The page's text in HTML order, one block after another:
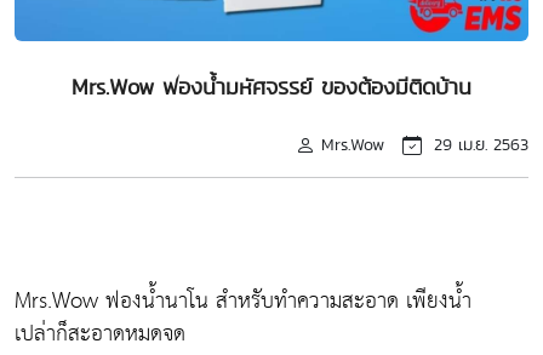
Mrs.Wow ฟองน้ำมหัศจรรย์ ของต้องมีติดบ้าน
Mrs.Wow 29 เม.ย. 2563
Mrs.Wow ฟองน้ำนาโน สำหรับทำความสะอาด เพียงน้ำ
เปล่าก็สะอาดหมดจด